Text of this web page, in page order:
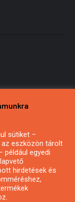
sütiket –
eszközön tárolt
például egyedi
hirdetések és